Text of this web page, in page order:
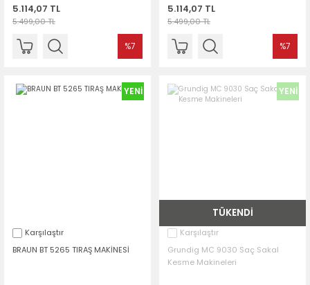
5.114,07 TL
5.499,00 TL
%7
5.114,07 TL
5.499,00 TL
%7
YENİ
Karşılaştır
BRAUN BT 5265 TIRAŞ MAKİNESİ
TÜKENDİ
YENİ
Karşılaştır
Grundig MC 9030 Saç Sakal
Kesme Makineleri